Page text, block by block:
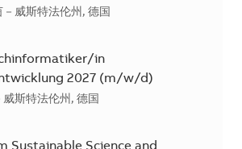
威斯特法伦州, 德国
in
2027 (m/w/d)
斯特法伦州, 德国